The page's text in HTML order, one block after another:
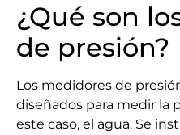
¿Qué son
de presión?
Los medidores de
diseñados para medir la
este caso, el agua. Se